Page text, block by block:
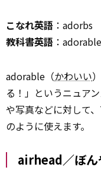
こなれ英語 ：adorbs
教科書英語 ：adorable
adorable（かわいい
る！」というニュア
や写真などに対して
のように使えます。
airhead／ぼん